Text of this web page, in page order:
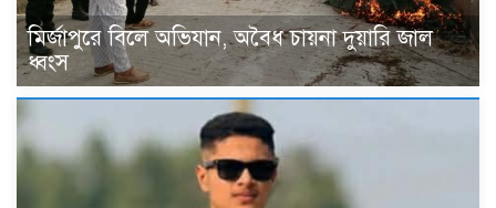
মির্জাপুরে বিলে অভিযান, অবৈধ চায়না দুয়ারি জাল
ধ্বংস